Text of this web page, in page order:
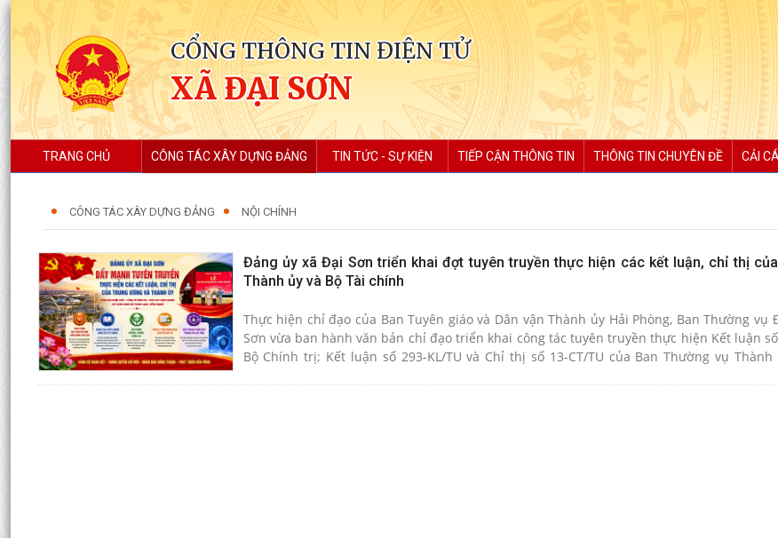
CỔNG THÔNG TIN ĐIỆN TỬ
XÃ ĐẠI SƠN
TRANG CHỦ CÔNG TÁC XÂY DỰNG ĐẢNG TIN TỨC - SỰ KIỆN TIẾP CẬN THÔNG TIN THÔNG TIN CHUYÊN ĐỀ CẢI
CÔNG TÁC XÂY DỰNG ĐẢNG NỘI CHÍNH
Đảng ủy xã Đại Sơn triển khai đợt tuyên truyền thực hiện các kết luận, chỉ thị
Thành ủy và Bộ Tài chính
Thực hiện chỉ đạo của Ban Tuyên giáo và Dân vận Thành ủy Hải Phòng, Ban Thường vụ
Sơn vừa ban hành văn bản chỉ đạo triển khai công tác tuyên truyền thực hiện Kết luận số
Bộ Chính trị; Kết luận số 293-KL/TU và Chỉ thị số 13-CT/TU của Ban Thường vụ Thành